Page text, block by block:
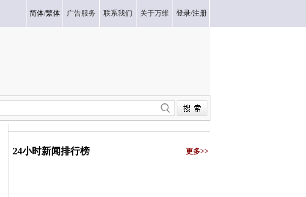
简体/繁体 广告服务 联系我们 关于万维 登录/注册
24小时新闻排行榜 更多>>